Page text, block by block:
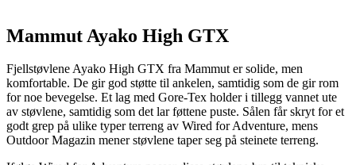
Mammut Ayako High GTX
Fjellstøvlene Ayako High GTX fra Mammut er solide, men
komfortable. De gir god støtte til ankelen, samtidig som de gir rom
for noe bevegelse. Et lag med Gore-Tex holder i tillegg vannet ute
av støvlene, samtidig som det lar føttene puste. Sålen får skryt for et
godt grep på ulike typer terreng av Wired for Adventure, mens
Outdoor Magazin mener støvlene taper seg på steinete terreng.